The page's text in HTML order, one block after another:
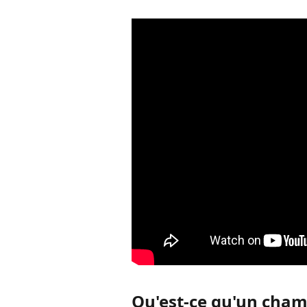
Qu'est-ce qu'un